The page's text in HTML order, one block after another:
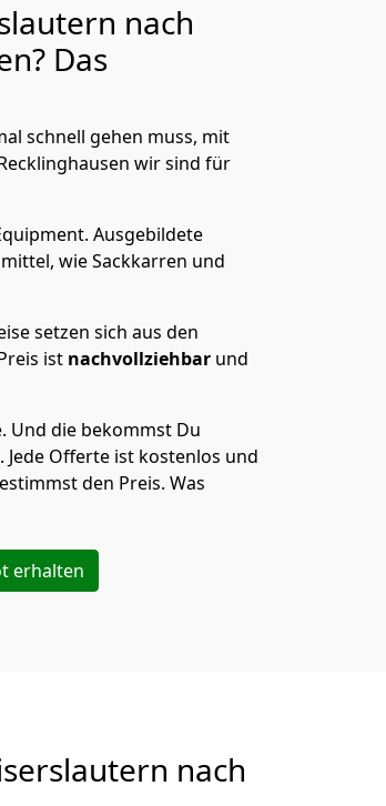
nach
Das
schnell gehen muss, mit
wir sind für
Ausgebildete
wie Sackkarren und
setzen sich aus den
ist nachvollziehbar und
Und die bekommst Du
Offerte ist kostenlos und
den Preis. Was
erhalten
nach